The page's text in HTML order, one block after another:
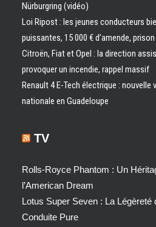
Nürburgring (vidéo)
Loi Ripost : les jeunes conducteurs
puissantes, 15 000 € d’amende,
Citroën, Fiat et Opel : la direction
provoquer un incendie, rappel massif
Renault 4 E-Tech électrique : nouvelle
nationale en Guadeloupe
TV
Rolls-Royce Phantom : Un
l’American Dream
Lotus Super Seven : La Légèreté
Conduite Pure